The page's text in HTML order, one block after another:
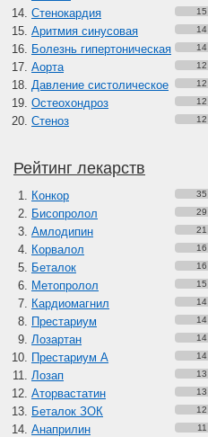
Стенокардия 15
Аритмия синусовая 14
Болезнь гипертоническая 14
Аорта 12
Давление систолическое 12
Остеохондроз 12
Стеноз 12
Рейтинг лекарств
Конкор 35
Бисопролол 29
Амлодипин 21
Корвалол 16
Беталок 16
Метопролол 15
Кардиомагнил 14
Престариум 14
Лозартан 14
Престариум А 14
Лозап 13
Аторвастатин 13
Беталок ЗОК 12
Анаприлин 11